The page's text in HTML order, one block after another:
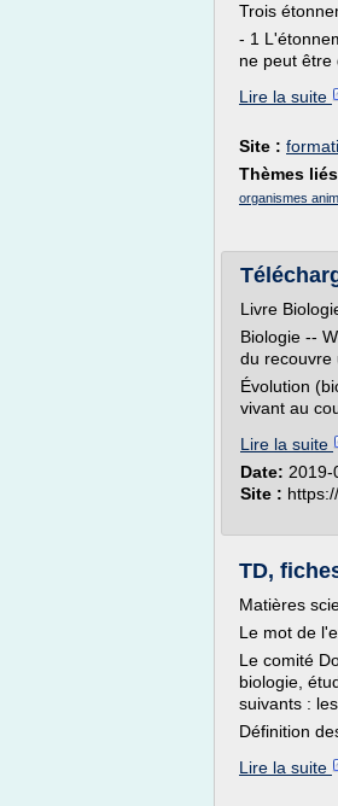
Trois
- 1
ne peut être
Lire la suite
Site :
Thèmes
organismes
Livre
Biologie --
du recouvre
Évolution
vivant au
Lire la suite
Date: 2019-
Site :
TD,
Matières
Le mot de
Le comité
biologie,
suivants :
Définition
Lire la suite